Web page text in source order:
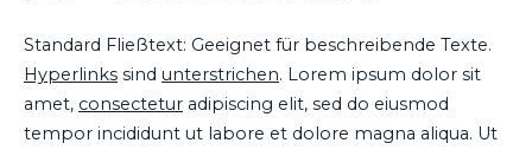
Standard Fließtext: Geeignet für beschreibende Texte.
Hyperlinks sind unterstrichen. Lorem ipsum dolor sit
amet, consectetur adipiscing elit, sed do eiusmod
tempor incididunt ut labore et dolore magna aliqua. Ut